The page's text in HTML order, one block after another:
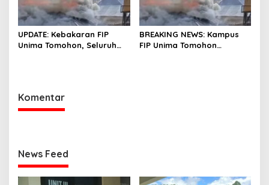
UPDATE: Kebakaran FIP
Unima Tomohon, Seluruh
BREAKING NEWS: Kampus
FIP Unima Tomohon
Komentar
News Feed